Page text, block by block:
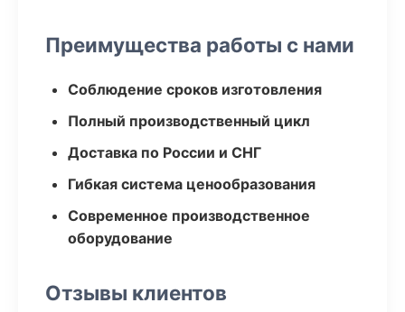
Преимущества работы с нами
Соблюдение сроков изготовления
Полный производственный цикл
Доставка по России и СНГ
Гибкая система ценообразования
Современное производственное
оборудование
Отзывы клиентов